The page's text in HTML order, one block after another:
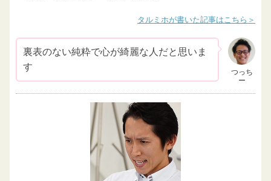
タルミホが書いた記事はこちら
つっち
ー
裏表のない純粋で心が綺麗な人だと思いま
す